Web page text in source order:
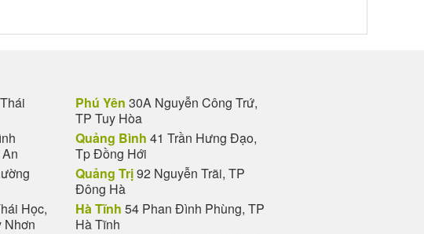
Học,
Nhơn
Phú Yên 30A Nguyễn Công Trứ,
TP Tuy Hòa
Quảng Bình 41 Trần Hưng Đạo,
Tp Đồng Hới
Quảng Trị92 Nguyễn Trãi, TP
Đông Hà
Hà Tĩnh 54 Phan Đình Phùng, TP
Hà Tĩnh